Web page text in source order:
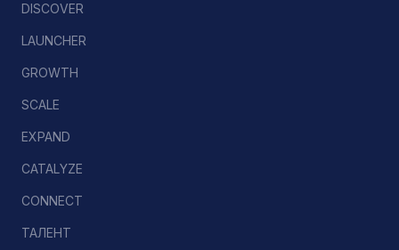
DISCOVER
LAUNCHER
GROWTH
SCALE
EXPAND
CATALYZE
CONNECT
ТАЛЕНТ